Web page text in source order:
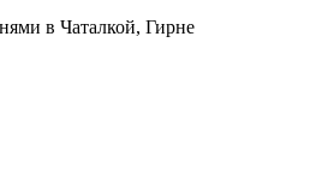
в Чаталкой, Гирне